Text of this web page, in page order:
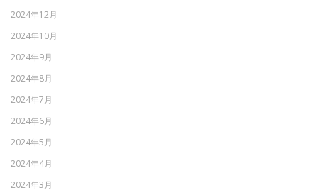
2024年12月
2024年10月
2024年9月
2024年8月
2024年7月
2024年6月
2024年5月
2024年4月
2024年3月